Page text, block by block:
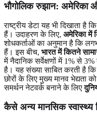
भौगोलिक रुझान: अमेरिका
राष्ट्रीय डेटा यह भी दिखाता है
हैं। उदाहरण के लिए, अमेरिका में
शोधकर्ताओं का अनुमान है कि
हैं। इस बीच, भारत में कितने
में नैदानिक सर्वेक्षणों में 1% से
है। यह संख्या साबित करती है
छोरों के लिए मुख्य मानव भेद्यता
समर्थन नेटवर्क बनाने के लिए
कैसे अन्य मानसिक स्वास्थ्य